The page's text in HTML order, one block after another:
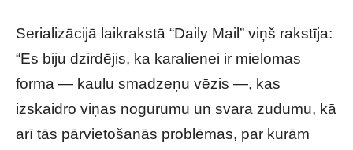
Serializācijā laikrakstā “Daily Mail” viņš rakstīja:
“Es biju dzirdējis, ka karalienei ir mielomas
forma — kaulu smadzeņu vēzis —, kas
izskaidro viņas nogurumu un svara zudumu, kā
arī tās pārvietošanās problēmas, par kurām